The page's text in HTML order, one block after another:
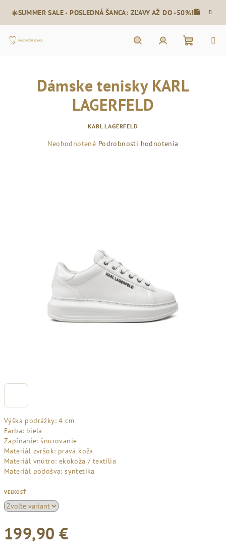
obsah
☀️SUMMER SALE - POSLEDNÁ ŠANCA: ZĽAVY AŽ DO -50%!🛍️
Výška podrážky: 4 cm
Farba: biela
Zapínanie: šnurovanie
Materiál zvršok: pravá koža
Materiál vnútro: ekokoža / textília
Materiál podošva: syntetika
VEĽKOSŤ
199,90 €
Dámske tenisky KARL
LAGERFELD
KARL LAGERFELD
Priemerné
Neohodnotené Podrobnosti hodnotenia